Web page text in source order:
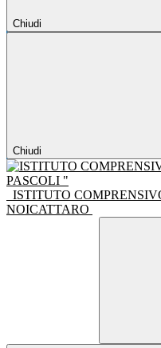
Chiudi
Chiudi
ISTITUTO
NOICATTARO